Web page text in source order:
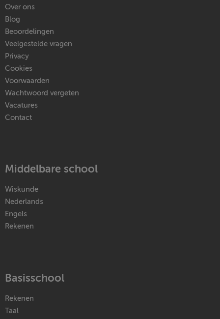
Over ons
Blog
Beoordelingen
Veelgestelde vragen
Privacy
Cookies
Voorwaarden
Wachtwoord vergeten
Vacatures
Contact
Middelbare school
Wiskunde
Nederlands
Engels
Rekenen
Basisschool
Rekenen
Taal